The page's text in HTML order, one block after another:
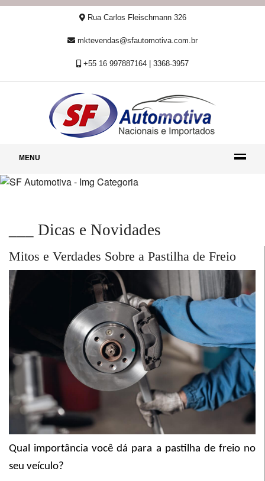
Rua Carlos Fleischmann 326
mktevendas@sfautomotiva.com.br
+55 16 997887164 | 3368-3957
MENU
___ Dicas e Novidades
Mitos e Verdades Sobre a Pastilha de Freio
Qual importância você dá para a pastilha de freio no
seu veículo?